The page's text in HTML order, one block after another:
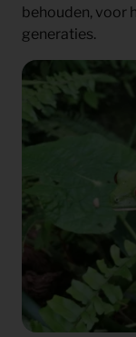
behouden, voor
generaties.